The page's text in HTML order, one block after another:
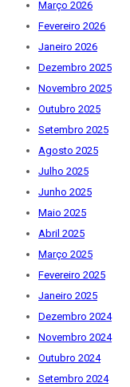
Março 2026
Fevereiro 2026
Janeiro 2026
Dezembro 2025
Novembro 2025
Outubro 2025
Setembro 2025
Agosto 2025
Julho 2025
Junho 2025
Maio 2025
Abril 2025
Março 2025
Fevereiro 2025
Janeiro 2025
Dezembro 2024
Novembro 2024
Outubro 2024
Setembro 2024